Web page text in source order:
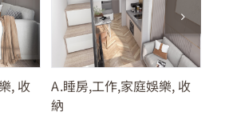
, 收
A.睡房,工作,家庭娛樂, 收
納